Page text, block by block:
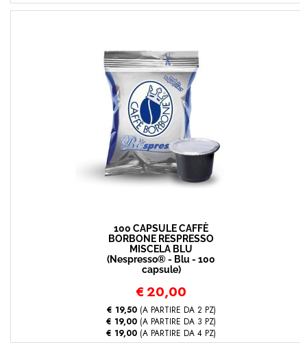
100 CAPSULE CAFFÈ
BORBONE RESPRESSO
MISCELA BLU
(Nespresso® - Blu - 100
capsule)
€20,00
€ 19,50(A PARTIRE DA 2 PZ)
€ 19,00 (A PARTIRE DA 3 PZ)
€ 19,00 (A PARTIRE DA 4 PZ)